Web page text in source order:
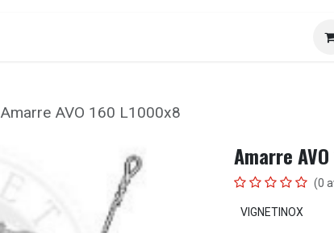
Viticultures /
Amarre AVO 160 L1000x8
Amarre
(0
VIGNETINOX